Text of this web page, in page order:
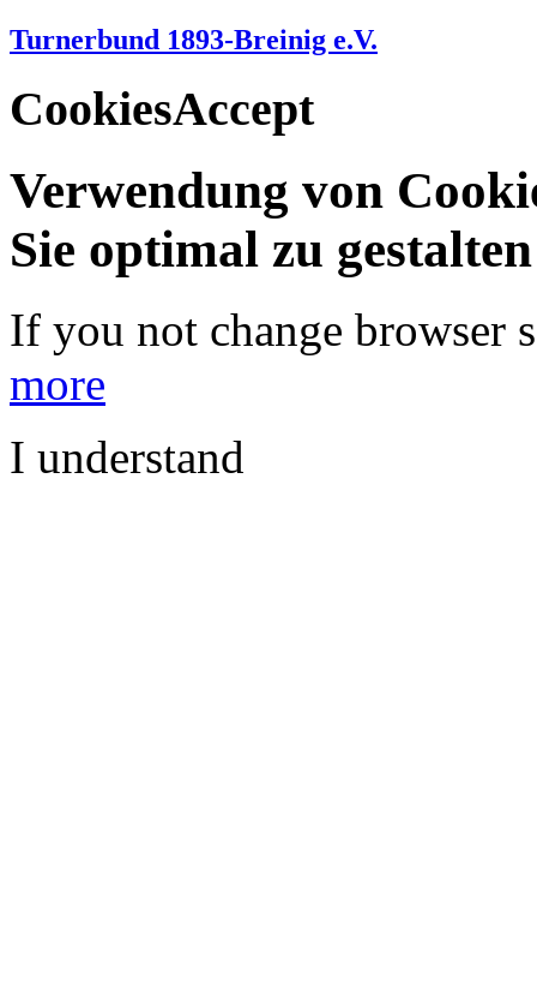
Turnerbund 1893-Breinig e.V.
CookiesAccept
Verwendung von
Sie optimal zu
If you not change browser
more
I understand